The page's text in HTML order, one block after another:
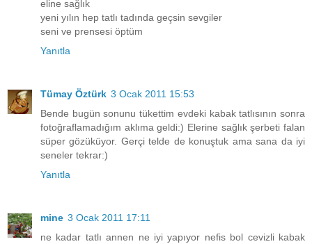
eline sağlık
yeni yılın hep tatlı tadında geçsin sevgiler
seni ve prensesi öptüm
Yanıtla
Tümay Öztürk 3 Ocak 2011 15:53
Bende bugün sonunu tükettim evdeki kabak tatlısının sonra
fotoğraflamadığım aklıma geldi:) Elerine sağlık şerbeti falan
süper gözüküyor. Gerçi telde de konuştuk ama sana da iyi
seneler tekrar:)
Yanıtla
mine 3 Ocak 2011 17:11
ne kadar tatlı annen ne iyi yapıyor nefis bol cevizli kabak